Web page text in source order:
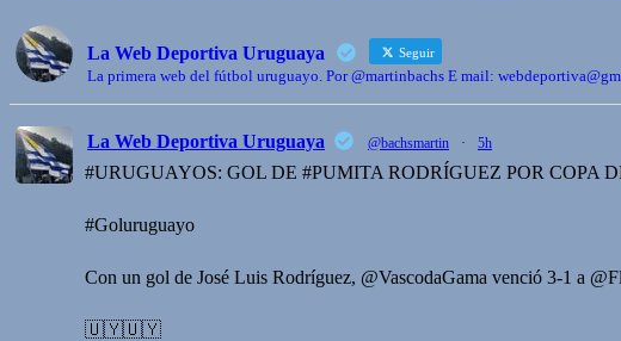
La Web Deportiva Uruguaya Seguir
La primera web del fútbol uruguayo. Por @martinbachs E mail:
La Web Deportiva Uruguaya @bachsmartin · 5h
#URUGUAYOS: GOL DE #PUMITA RODRÍGUEZ POR COPA
#Goluruguayo
Con un gol de José Luis Rodríguez, @VascodaGama venció 3-1 a
🇺🇾🇺🇾